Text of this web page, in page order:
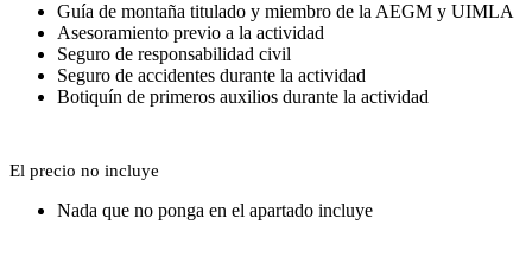
Guía de montaña titulado y miembro de la AEGM y UIMLA
Asesoramiento previo a la actividad
Seguro de responsabilidad civil
Seguro de accidentes durante la actividad
Botiquín de primeros auxilios durante la actividad
El precio no incluye
Nada que no ponga en el apartado incluye